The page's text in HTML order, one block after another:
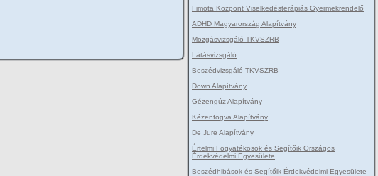
Fimota Központ Viselkedésterápiás Gyermekrendelő
ADHD Magyarország Alapítvány
Mozgásvizsgáló TKVSZRB
Látásvizsgáló
Beszédvizsgáló TKVSZRB
Down Alapítvány
Gézengúz Alapítvány
Kézenfogva Alapítvány
De Jure Alapítvány
Értelmi Fogyatékosok és Segítőik Országos
Érdekvédelmi Egyesülete
Beszédhibások és Segítőik Érdekvédelmi Egyesülete